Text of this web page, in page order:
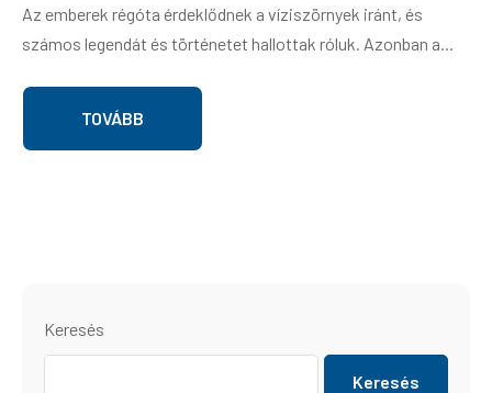
Az emberek régóta érdeklődnek a víziszörnyek iránt, és
számos legendát és történetet hallottak róluk. Azonban a...
TOVÁBB
Keresés
Keresés